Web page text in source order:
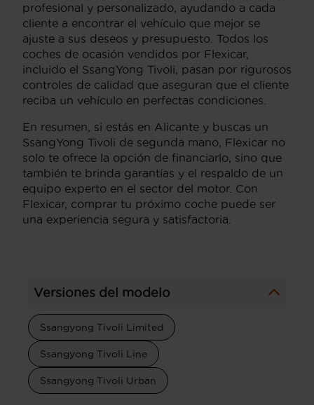
profesional y personalizado, ayudando a cada
cliente a encontrar el vehículo que mejor se
ajuste a sus deseos y presupuesto. Todos los
coches de ocasión vendidos por Flexicar,
incluido el SsangYong Tivoli, pasan por rigurosos
controles de calidad que aseguran que el cliente
reciba un vehículo en perfectas condiciones.
En resumen, si estás en Alicante y buscas un
SsangYong Tivoli de segunda mano, Flexicar no
solo te ofrece la opción de financiarlo, sino que
también te brinda garantías y el respaldo de un
equipo experto en el sector del motor. Con
Flexicar, comprar tu próximo coche puede ser
una experiencia segura y satisfactoria.
Versiones del modelo
Ssangyong Tivoli Limited
Ssangyong Tivoli Line
Ssangyong Tivoli Urban